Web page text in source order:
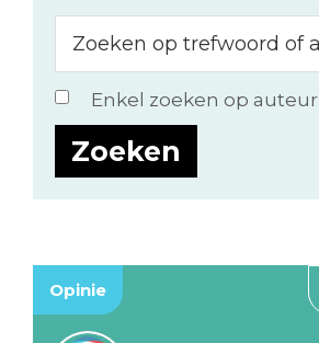
op
trefwoord
of
auteur...
Enkel zoeken op auteur
Opinie